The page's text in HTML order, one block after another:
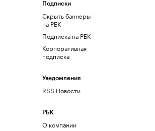
Подписки
Скрыть баннеры
на РБК
Подписка на РБК
Корпоративная
подписка
Уведомления
RSS Новости
РБК
О компании